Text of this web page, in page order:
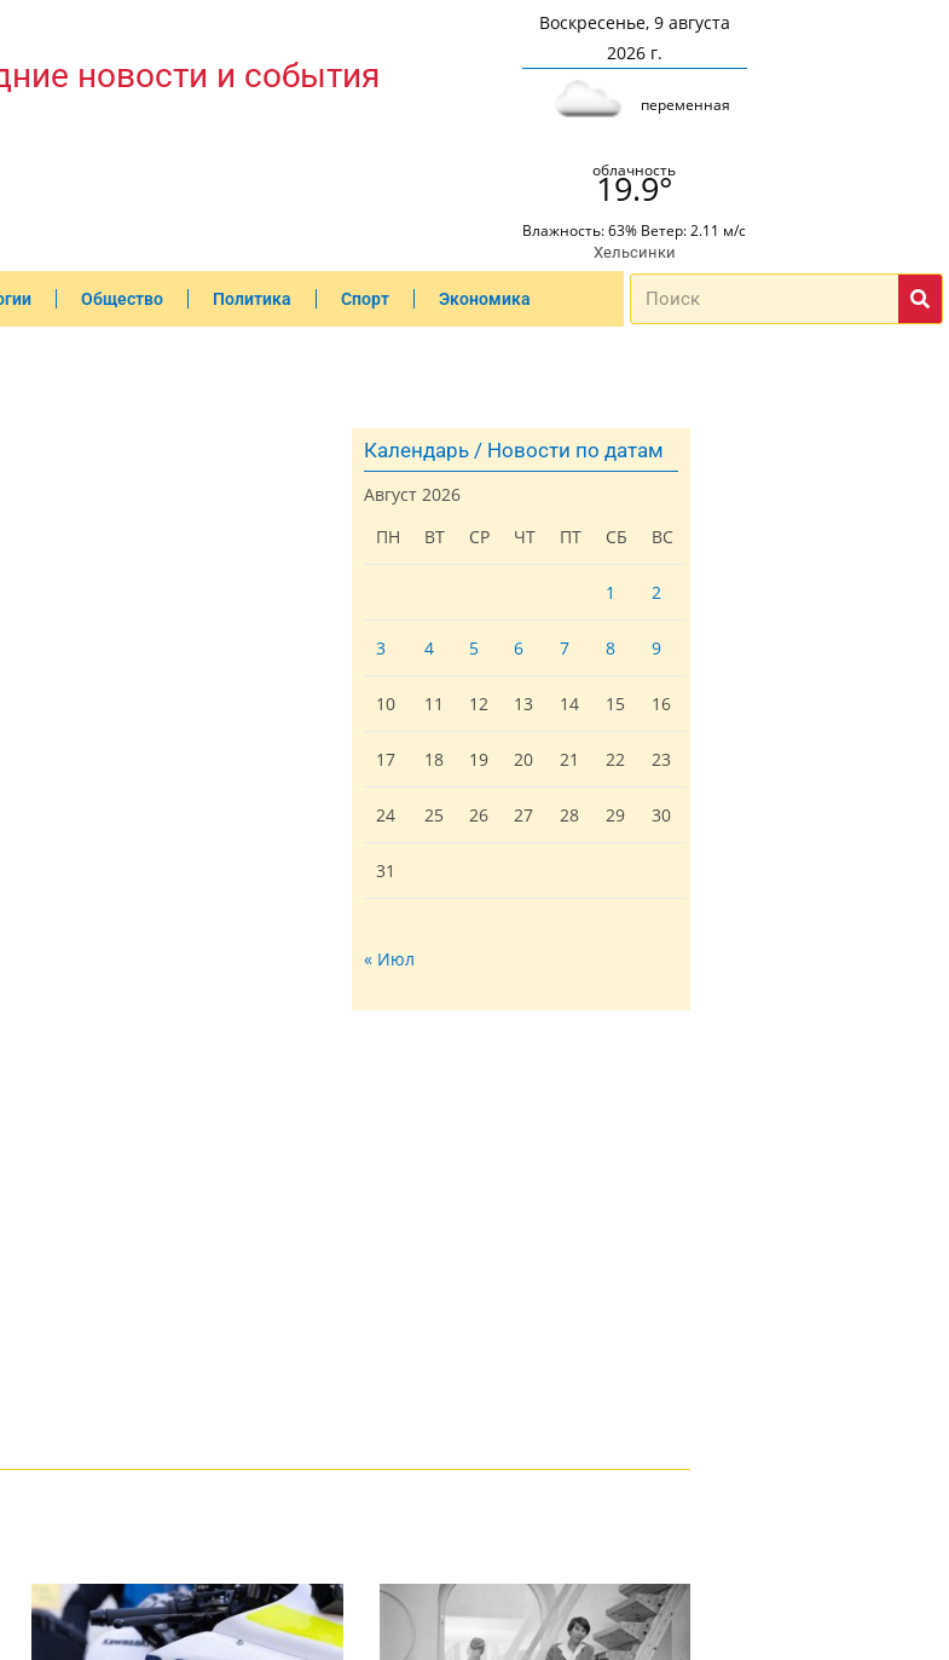
новости и события
Воскресенье, 9 августа
2026 г.
переменная
облачность
19.9°
Влажность: 63% Ветер: 2.11 м/с
Хельсинки
Общество Политика Спорт Экономика
Календарь / Новости по датам
Август 2026
ПН
ВТ СР ЧТ ПТ СБ ВС
1 2
3 4 5 6 7 8 9
10 11 12 13 14 15 16
17 18 19 20 21 22 23
24 25 26 27 28 29 30
31
« Июл